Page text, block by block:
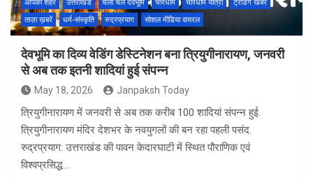
आपका शहर उत्तराखंड चलो चले देवभूमि चारधाम चारधाम यात्रा
ट्रेंडिंग खबरें
ताज़ा ख़बरें
धर्म-संस्कृति रुद्रप्रयाग सोशल मीडिया वायरल
देवभूमि का दिव्य वेडिंग डेस्टिनेशन बना त्रियुगीनारायण, जनवरी
से अब तक इतनी शादियां हुई संपन्न
May 18, 2026 Janpaksh Today
त्रियुगीनारायण में जनवरी से अब तक करीब 100 शादियां संपन्न हुई.
त्रियुगीनारायण मंदिर देशभर के नवयुगलों की बन रहा पहली पसंद.
रुद्रप्रयाग: उत्तराखंड की पावन केदारघाटी में स्थित पौराणिक एवं
विश्वप्रसिद्ध…